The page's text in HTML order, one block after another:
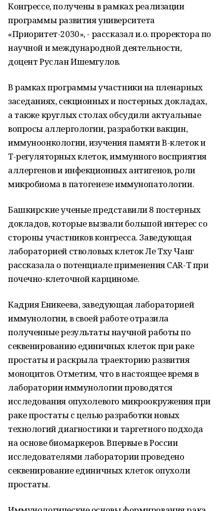
Конгрессе, получены в рамках реализации
программы развития университета
«Приоритет-2030», - рассказал и.о. проректора по
научной и международной деятельности,
доцент Руслан Ишемгулов.
В рамках программы участники на пленарных
заседаниях, секционных и постерных докладах,
а также круглых столах обсудили актуальные
вопросы аллергологии, разработки вакцин,
иммуноонкологии, изучения памяти B-клеток и
T-регуляторных клеток, иммунного восприятия
аллергенов и инфекционных антигенов, роли
микробиома в патогенезе иммунопатологии.
Башкирские ученые представили 8 постерных
докладов, которые вызвали большой интерес со
стороны участников конгресса. Заведующая
лабораторией стволовых клеток Ле Тху Чанг
рассказала о потенциале применения CAR-T при
почечно-клеточной карциноме.
Кадрия Еникеева, заведующая лабораторией
иммунологии, в своей работе отразила
полученные результаты научной работы по
секвенированию единичных клеток при раке
простаты и раскрыла траекторию развития
моноцитов. Отметим, что в настоящее время в
лаборатории иммунологии проводятся
исследования опухолевого микроокружения при
раке простаты с целью разработки новых
технологий диагностики и таргетного подхода
на основе биомаркеров. Впервые в России
исследователями лаборатории проведено
секвенирование единичных клеток опухоли
простаты.